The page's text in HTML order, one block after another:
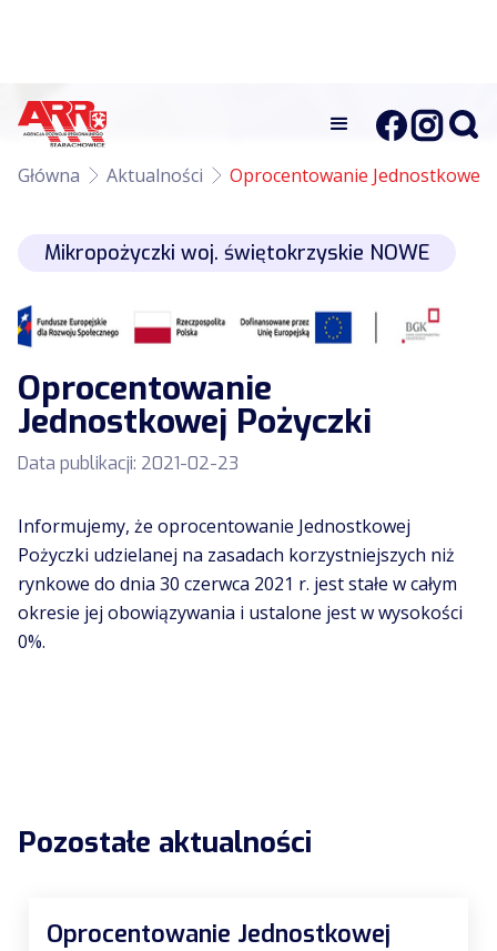
Główna Aktualności Oprocentowanie Jednostkowej
Mikropożyczki woj. świętokrzyskie NOWE
Oprocentowanie
Jednostkowej Pożyczki
Data publikacji: 2021-02-23
Informujemy, że oprocentowanie Jednostkowej
Pożyczki udzielanej na zasadach korzystniejszych niż
rynkowe do dnia 30 czerwca 2021 r. jest stałe w całym
okresie jej obowiązywania i ustalone jest w wysokości
0%.
Pozostałe aktualności
Oprocentowanie Jednostkowej